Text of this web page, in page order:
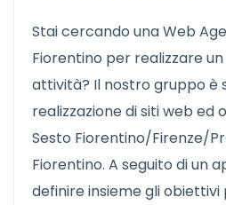
Stai cercando una Web
Fiorentino per realizzare
attività? Il nostro gruppo è
realizzazione di siti web ed
Sesto Fiorentino/Firenze/
Fiorentino. A seguito di un
definire insieme gli